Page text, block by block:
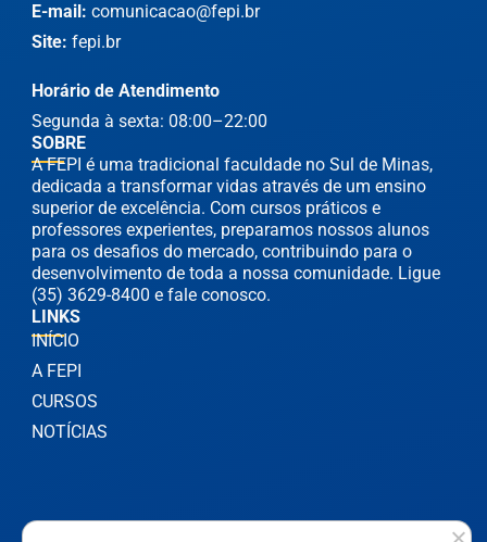
SOBRE
A FEPI é uma tradicional faculdade no Sul de Minas,
dedicada a transformar vidas através de um ensino
superior de excelência. Com cursos práticos e
professores experientes, preparamos nossos alunos
para os desafios do mercado, contribuindo para o
desenvolvimento de toda a nossa comunidade. Ligue
(35) 3629-8400 e fale conosco.
LINKS
INÍCIO
A FEPI
CURSOS
NOTÍCIAS
E-mail: comunicacao@fepi.br
Site: fepi.br
Horário de Atendimento
Segunda à sexta: 08:00–22:00